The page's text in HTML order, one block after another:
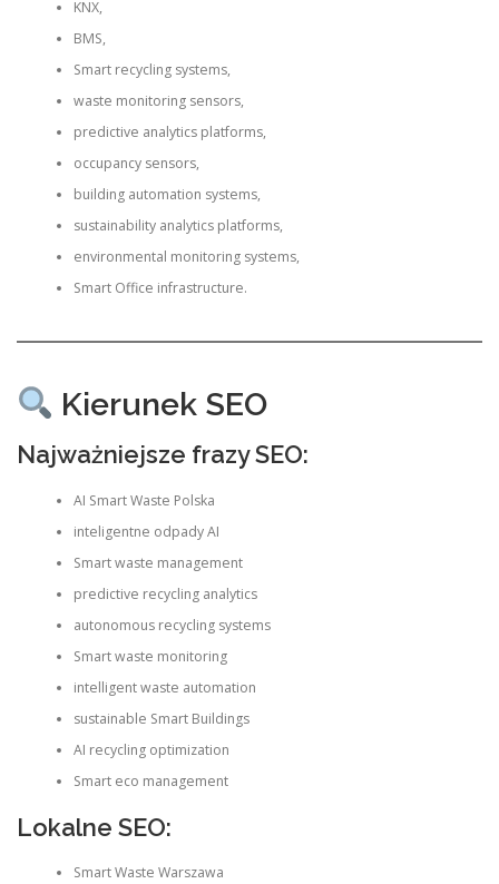
KNX,
BMS,
Smart recycling systems,
waste monitoring sensors,
predictive analytics platforms,
occupancy sensors,
building automation systems,
sustainability analytics platforms,
environmental monitoring systems,
Smart Office infrastructure.
Kierunek SEO
Najważniejsze frazy SEO:
AI Smart Waste Polska
inteligentne odpady AI
Smart waste management
predictive recycling analytics
autonomous recycling systems
Smart waste monitoring
intelligent waste automation
sustainable Smart Buildings
AI recycling optimization
Smart eco management
Lokalne SEO:
Smart Waste Warszawa